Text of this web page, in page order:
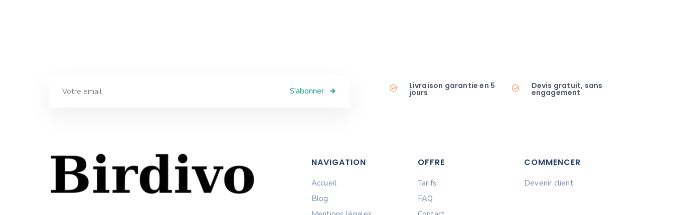
S'abonner
Livraison garantie en 5
jours
Devis gratuit, sans
engagement
NAVIGATION
Accueil
Blog
OFFRE
Tarifs
FAQ
COMMENCER
Devenir client